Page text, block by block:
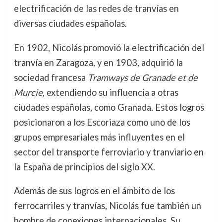
electrificación de las redes de tranvías en
diversas ciudades españolas.
En 1902, Nicolás promovió la electrificación del
tranvía en Zaragoza, y en 1903, adquirió la
sociedad francesa Tramways de Granade et de
Murcie, extendiendo su influencia a otras
ciudades españolas, como Granada. Estos logros
posicionaron a los Escoriaza como uno de los
grupos empresariales más influyentes en el
sector del transporte ferroviario y tranviario en
la España de principios del siglo XX.
Además de sus logros en el ámbito de los
ferrocarriles y tranvías, Nicolás fue también un